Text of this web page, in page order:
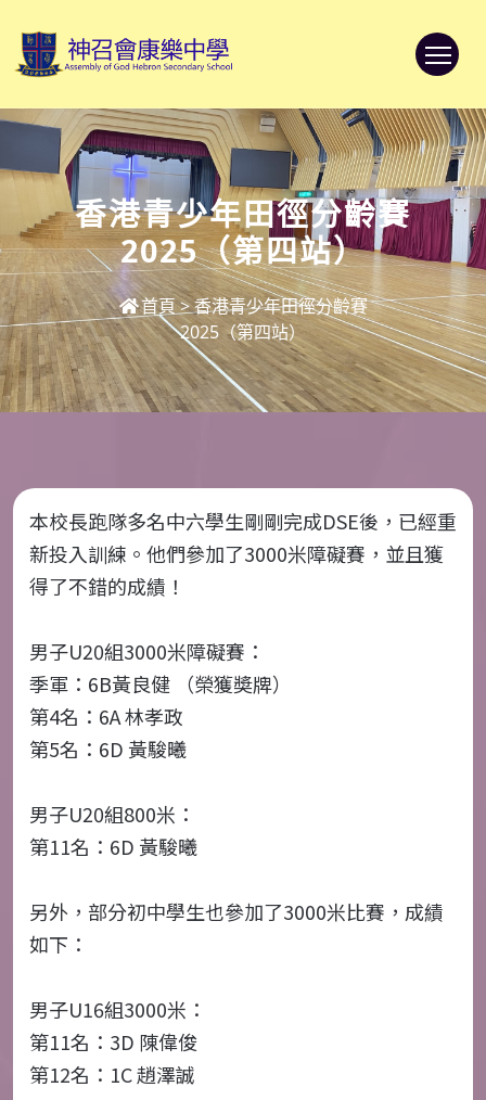
香港青少年田徑分齡賽
2025（第四站）
首頁 >香港青少年田徑分齡賽
2025（第四站）
本校長跑隊多名中六學生剛剛完成DSE後，已經重
新投入訓練。他們參加了3000米障礙賽，並且獲
得了不錯的成績！
男子U20組3000米障礙賽：
季軍：6B黃良健 （榮獲奬牌）
第4名：6A 林孝政
第5名：6D 黃駿曦
男子U20組800米：
第11名：6D 黃駿曦
另外，部分初中學生也參加了3000米比賽，成績
如下：
男子U16組3000米：
第11名：3D 陳偉俊
第12名：1C 趙澤誠